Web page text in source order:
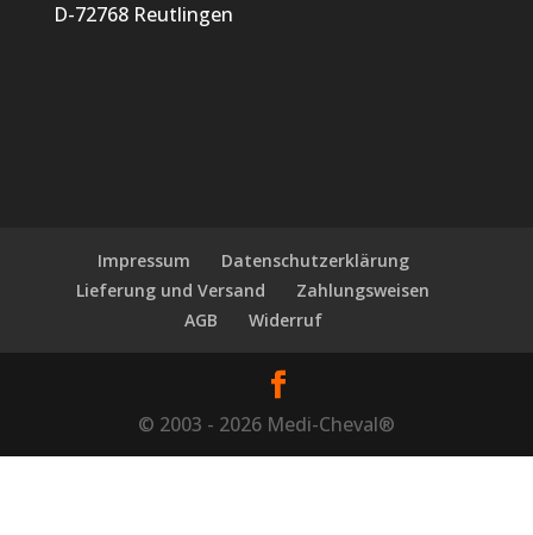
D-72768 Reutlingen
Impressum
Datenschutzerklärung
Lieferung und Versand
Zahlungsweisen
AGB
Widerruf
© 2003 - 2026 Medi-Cheval®